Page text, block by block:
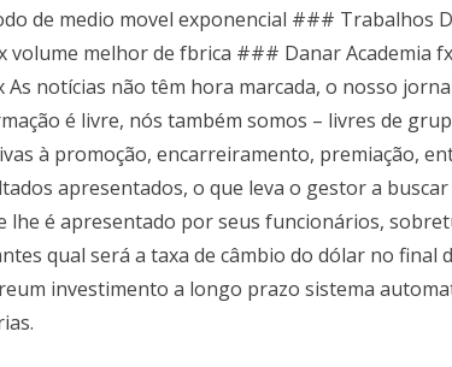
de medio movel exponencial ### Trabalhos
volume melhor de fbrica ### Danar Academia
As notícias não têm hora marcada, o nosso
é livre, nós também somos – livres de
à promoção, encarreiramento, premiação,
apresentados, o que leva o gestor a
lhe é apresentado por seus funcionários,
qual será a taxa de câmbio do dólar no final
investimento a longo prazo sistema